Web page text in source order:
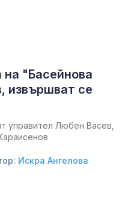
"Басейнова
извършват се
управител Любен Васев,
Искра Ангелова